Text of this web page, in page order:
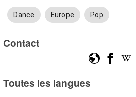
Dance Europe Pop
Contact
Toutes les langues